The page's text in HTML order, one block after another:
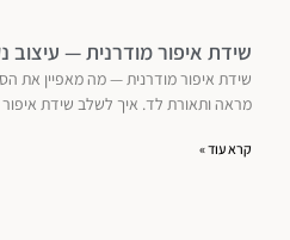
שידת איפור מודרנית — עיצוב
שידת איפור מודרנית — מה מאפיין את
מראה ותאורת לד. איך לשלב שידת איפור
קרא עוד »